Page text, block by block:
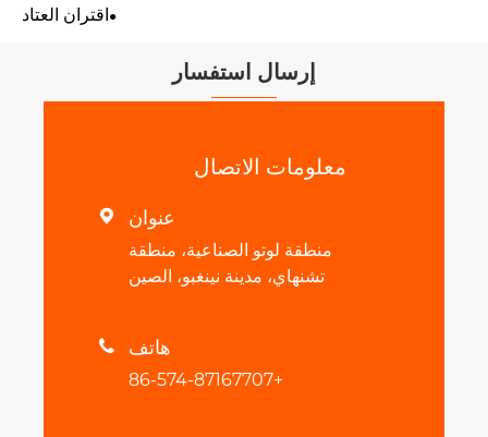
اقتران العتاد
إرسال استفسار
معلومات الاتصال
 عنوان
منطقة لوتو الصناعية، منطقة
تشنهاي، مدينة نينغبو، الصين
 هاتف
+86-574-87167707